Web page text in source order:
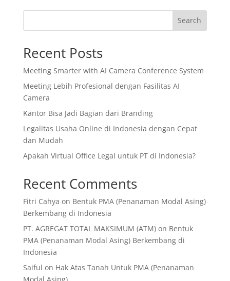
Search
Recent Posts
Meeting Smarter with AI Camera Conference System
Meeting Lebih Profesional dengan Fasilitas AI
Camera
Kantor Bisa Jadi Bagian dari Branding
Legalitas Usaha Online di Indonesia dengan Cepat
dan Mudah
Apakah Virtual Office Legal untuk PT di Indonesia?
Recent Comments
Fitri Cahya on Bentuk PMA (Penanaman Modal Asing)
Berkembang di Indonesia
PT. AGREGAT TOTAL MAKSIMUM (ATM)on Bentuk
PMA (Penanaman Modal Asing) Berkembang di
Indonesia
Saiful on Hak Atas Tanah Untuk PMA (Penanaman
Modal Asing)